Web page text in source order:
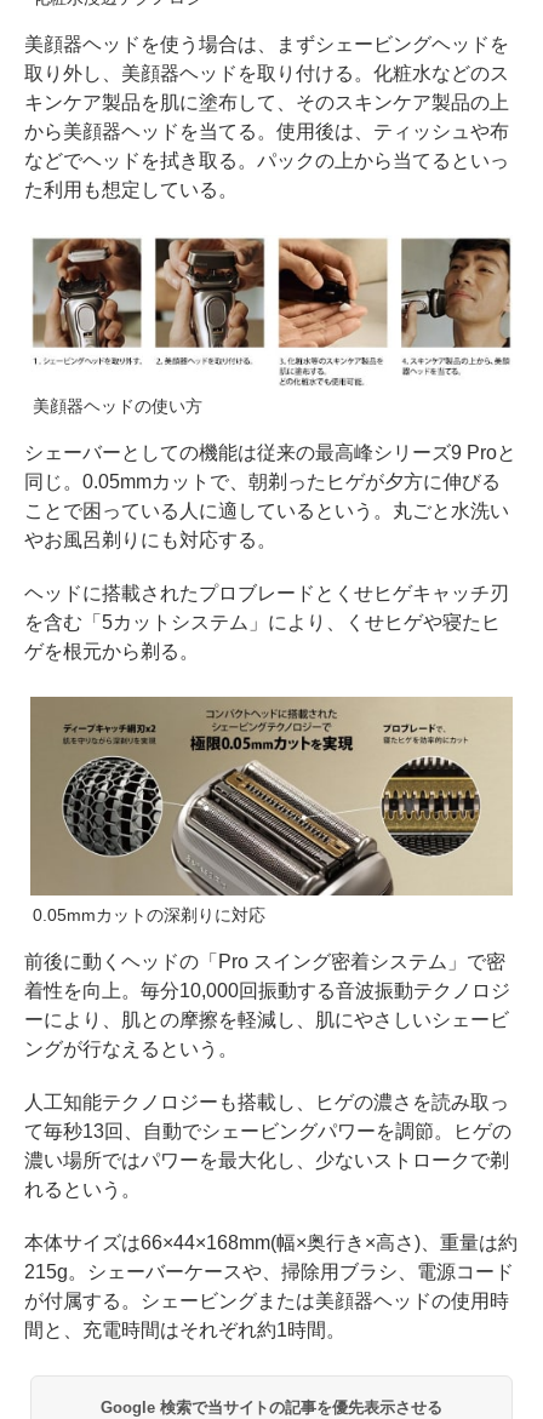
美顔器ヘッドを使う場合は、まずシェービングヘッドを
取り外し、美顔器ヘッドを取り付ける。化粧水などのス
キンケア製品を肌に塗布して、そのスキンケア製品の上
から美顔器ヘッドを当てる。使用後は、ティッシュや布
などでヘッドを拭き取る。パックの上から当てるといっ
た利用も想定している。
美顔器ヘッドの使い方
シェーバーとしての機能は従来の最高峰シリーズ9 Proと
同じ。0.05mmカットで、朝剃ったヒゲが夕方に伸びる
ことで困っている人に適しているという。丸ごと水洗い
やお風呂剃りにも対応する。
ヘッドに搭載されたプロブレードとくせヒゲキャッチ刃
を含む「5カットシステム」により、くせヒゲや寝たヒ
ゲを根元から剃る。
0.05mmカットの深剃りに対応
前後に動くヘッドの「Pro スイング密着システム」で密
着性を向上。毎分10,000回振動する音波振動テクノロジ
ーにより、肌との摩擦を軽減し、肌にやさしいシェービ
ングが行なえるという。
人工知能テクノロジーも搭載し、ヒゲの濃さを読み取っ
て毎秒13回、自動でシェービングパワーを調節。ヒゲの
濃い場所ではパワーを最大化し、少ないストロークで剃
れるという。
本体サイズは66×44×168mm(幅×奥行き×高さ)、重量は約
215g。シェーバーケースや、掃除用ブラシ、電源コード
が付属する。シェービングまたは美顔器ヘッドの使用時
間と、充電時間はそれぞれ約1時間。
Google 検索で当サイトの記事を優先表示させる